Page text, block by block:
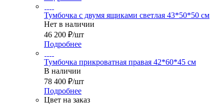
Тумбочка с двумя ящиками светлая 43*50*50 см
Нет в наличии
46 200 ₽/шт
Подробнее
Тумбочка прикроватная правая 42*60*45 см
В наличии
78 400 ₽/шт
Подробнее
Цвет на заказ